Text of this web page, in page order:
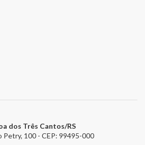
dos Três Cantos/RS
Petry, 100 - CEP: 99495-000